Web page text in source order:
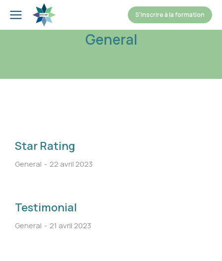
S'inscrire à la formation
General
Star Rating
General 22 avril 2023
Testimonial
General 21 avril 2023